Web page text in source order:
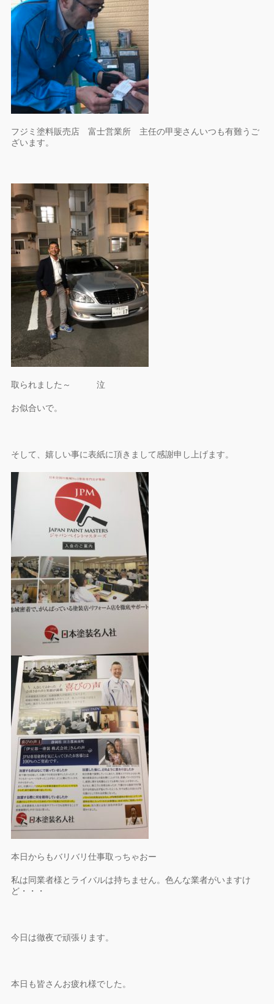
フジミ塗料販売店 富士営業所 主任の甲斐さんいつも有難うご
ざいます。
取られました～ 泣
お似合いで。
そして、嬉しい事に表紙に頂きまして感謝申し上げます。
本日からもバリバリ仕事取っちゃおー
私は同業者様とライバルは持ちません。色んな業者がいますけ
ど・・・
今日は徹夜で頑張ります。
本日も皆さんお疲れ様でした。